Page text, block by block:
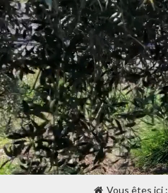
Vous êtes ici :